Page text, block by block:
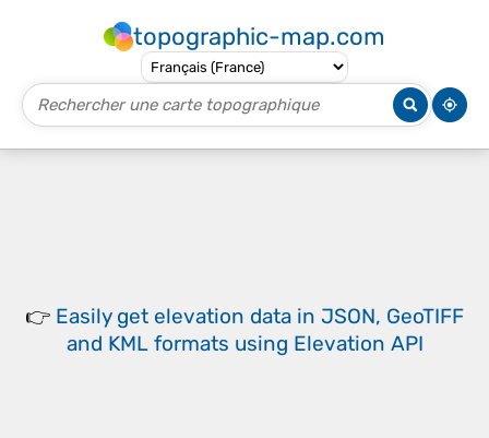
topographic-map.com
👉 Easily get elevation data in JSON, GeoTIFF
and KML formats using Elevation API